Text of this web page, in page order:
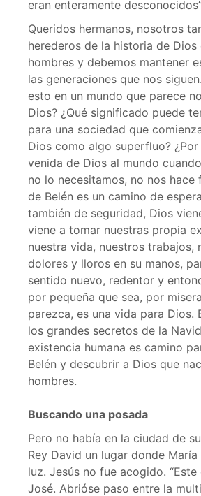
eran enteramente
Queridos hermanos, nosotros
herederos de la historia de Dios
hombres y debemos mantener
las generaciones que nos
esto en un mundo que parece
Dios? ¿Qué significado puede
para una sociedad que
Dios como algo superfluo?
venida de Dios al mundo
no lo necesitamos, no nos hace
de Belén es un camino de
también de seguridad, Dios
viene a tomar nuestras propia
nuestra vida, nuestros trabajos,
dolores y lloros en su manos,
sentido nuevo, redentor y
por pequeña que sea, por
parezca, es una vida para Dios.
los grandes secretos de la
existencia humana es camino
Belén y descubrir a Dios que
hombres.
Buscando una posada
Pero no había en la ciudad de
Rey David un lugar donde
luz. Jesús no fue acogido.
José. Abrióse paso entre la